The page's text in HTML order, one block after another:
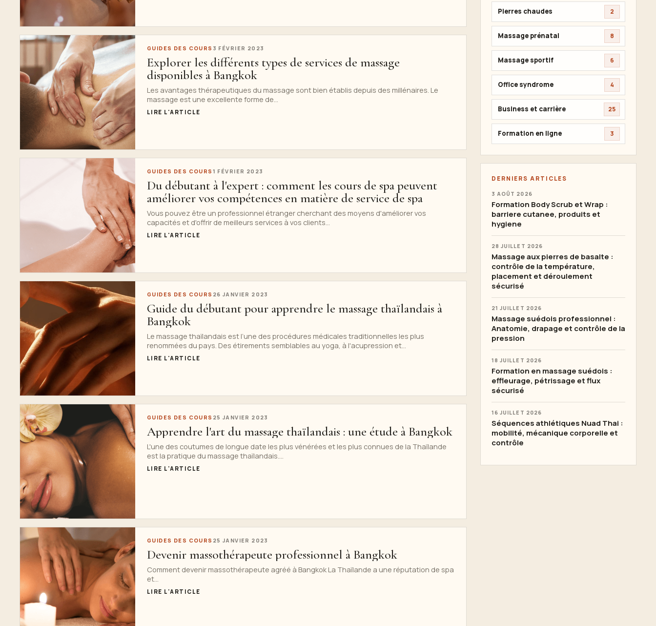
GUIDES DES COURS 3 FÉVRIER 2023
Explorer les différents types de services de massage
disponibles à Bangkok
Les avantages thérapeutiques du massage sont bien établis depuis des millénaires. Le
massage est une excellente forme de...
LIRE L'ARTICLE
GUIDES DES COURS 1 FÉVRIER 2023
Du débutant à l'expert : comment les cours de spa peuvent
améliorer vos compétences en matière de service de spa
Vous pouvez être un professionnel étranger cherchant des moyens d'améliorer vos
capacités et d'offrir de meilleurs services à vos clients...
LIRE L'ARTICLE
GUIDES DES COURS 26 JANVIER 2023
Guide du débutant pour apprendre le massage thaïlandais à
Bangkok
Le massage thaïlandais est l’une des procédures médicales traditionnelles les plus
renommées du pays. Des étirements semblables au yoga, à l'acupression et...
LIRE L'ARTICLE
GUIDES DES COURS 25 JANVIER 2023
Apprendre l'art du massage thaïlandais : une étude à Bangkok
L'une des coutumes de longue date les plus vénérées et les plus connues de la Thaïlande
est la pratique du massage thaïlandais....
LIRE L'ARTICLE
GUIDES DES COURS 25 JANVIER 2023
Devenir massothérapeute professionnel à Bangkok
Comment devenir massothérapeute agréé à Bangkok La Thaïlande a une réputation de spa
et...
LIRE L'ARTICLE
Pierres chaudes 2
Massage prénatal 8
Massage sportif 6
Office syndrome 4
Business et carrière 25
Formation en ligne 3
DERNIERS ARTICLES
3 AOÛT 2026
Formation Body Scrub et Wrap :
barriere cutanee, produits et
hygiene
28 JUILLET 2026
Massage aux pierres de basalte :
contrôle de la température,
placement et déroulement
sécurisé
21 JUILLET 2026
Massage suédois professionnel :
Anatomie, drapage et contrôle de la
pression
18 JUILLET 2026
Formation en massage suédois :
effleurage, pétrissage et flux
sécurisé
16 JUILLET 2026
Séquences athlétiques Nuad Thai :
mobilité, mécanique corporelle et
contrôle